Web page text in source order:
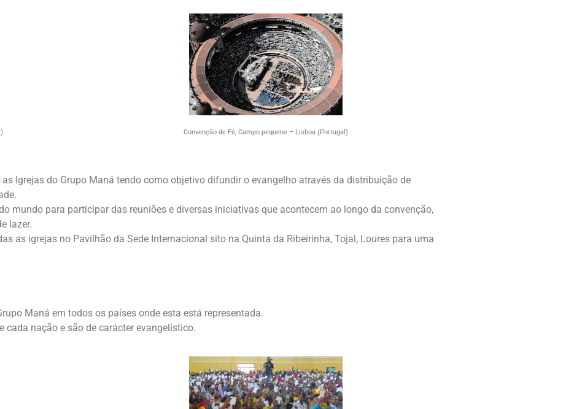
Convenção de Fé, Campo pequeno – Lisboa (Portugal)
Igrejas do Grupo Maná tendo como objetivo difundir o evangelho através da distribuição de
mundo para participar das reuniões e diversas iniciativas que acontecem ao longo da convenção,
lazer.
as igrejas no Pavilhão da Sede Internacional sito na Quinta da Ribeirinha, Tojal, Loures para uma
Maná em todos os países onde esta está representada.
cada nação e são de carácter evangelístico.